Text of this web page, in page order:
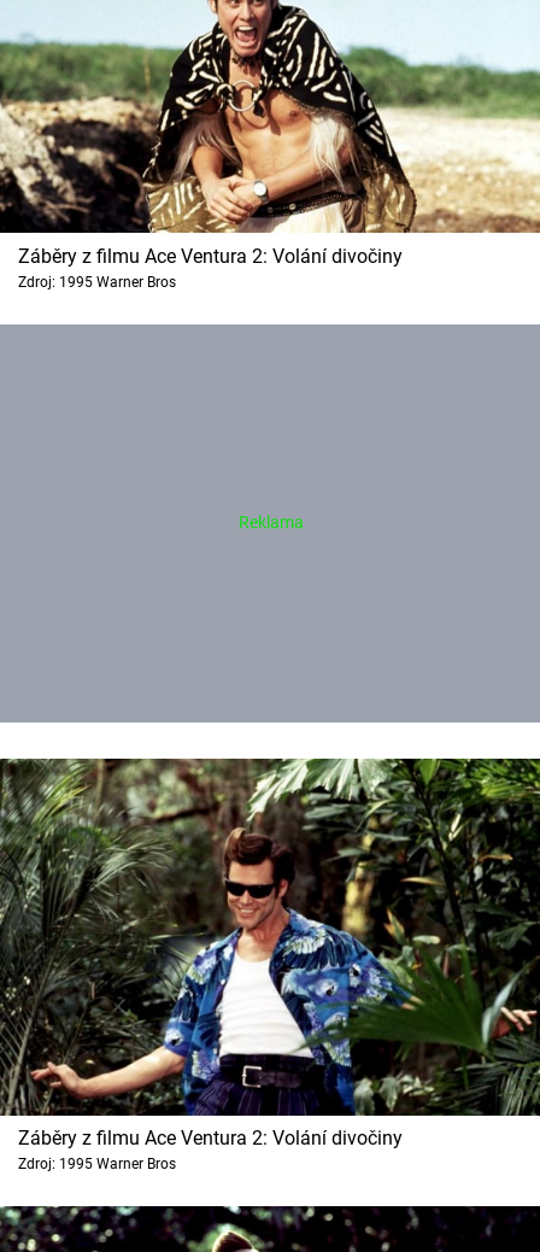
Záběry z filmu Ace Ventura 2: Volání divočiny
Zdroj: 1995 Warner Bros
Záběry z filmu Ace Ventura 2: Volání divočiny
Zdroj: 1995 Warner Bros